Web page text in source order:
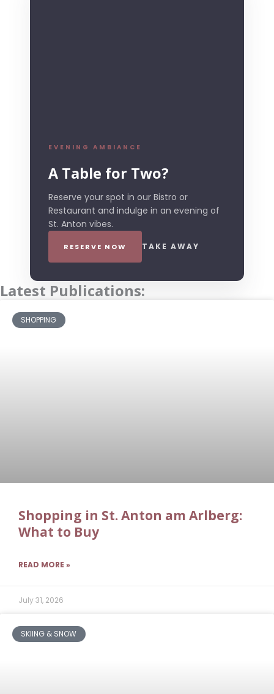
EVENING AMBIANCE
A Table for Two?
Reserve your spot in our Bistro or
Restaurant and indulge in an evening of
St. Anton vibes.
RESERVE NOW TAKE AWAY
Latest Publications:
SHOPPING
Shopping in St. Anton am Arlberg:
What to Buy
READ MORE »
July 31, 2026
SKIING & SNOW